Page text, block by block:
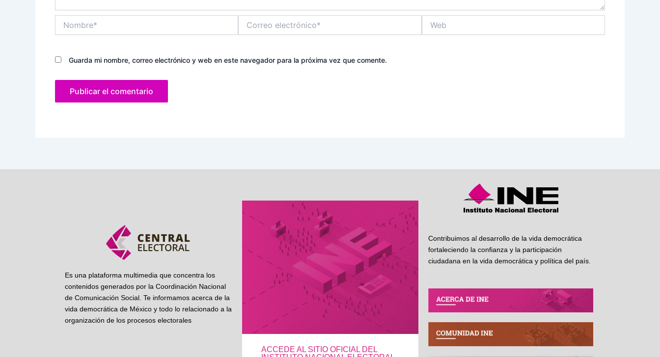
electrónico*
Guarda mi nombre, correo electrónico y web en este navegador para la próxima vez que comente.
Es una plataforma multimedia que concentra los
contenidos generados por la Coordinación Nacional
de Comunicación Social. Te informamos acerca de la
vida democrática de México y todo lo relacionado a la
organización de los procesos electorales
ACCEDE AL SITIO OFICIAL DEL
Contribuimos al desarrollo de la vida democrática
fortaleciendo la confianza y la participación
ciudadana en la vida democrática y política del país.